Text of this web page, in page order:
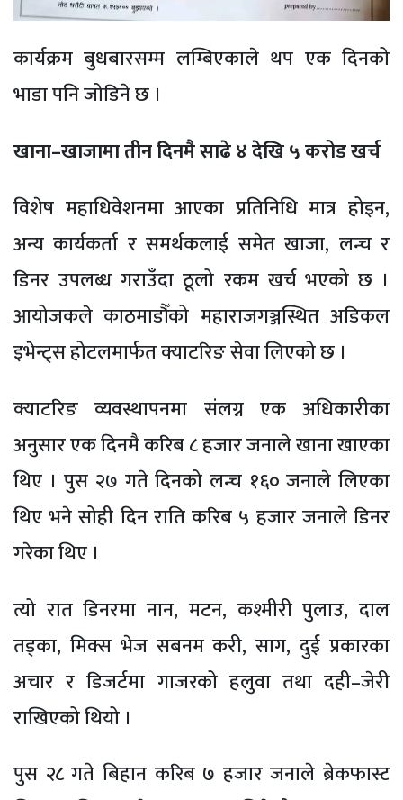
कार्यक्रम बुधबारसम्म लम्बिएकाले थप एक दिनको
भाडा पनि जोडिने छ ।
खाना–खाजामा तीन दिनमै साढे ४ देखि ५ करोड खर्च
विशेष महाधिवेशनमा आएका प्रतिनिधि मात्र होइन,
अन्य कार्यकर्ता र समर्थकलाई समेत खाजा, लन्च र
डिनर उपलब्ध गराउँदा ठूलो रकम खर्च भएको छ ।
आयोजकले काठमाडौँको महाराजगञ्जस्थित अडिकल
इभेन्ट्स होटलमार्फत क्याटरिङ सेवा लिएको छ ।
क्याटरिङ व्यवस्थापनमा संलग्न एक अधिकारीका
अनुसार एक दिनमै करिब ८ हजार जनाले खाना खाएका
थिए । पुस २७ गते दिनको लन्च १६० जनाले लिएका
थिए भने सोही दिन राति करिब ५ हजार जनाले डिनर
गरेका थिए ।
त्यो रात डिनरमा नान, मटन, कश्मीरी पुलाउ, दाल
तड्का, मिक्स भेज सबनम करी, साग, दुई प्रकारका
अचार र डिजर्टमा गाजरको हलुवा तथा दही–जेरी
राखिएको थियो ।
पुस २८ गते बिहान करिब ७ हजार जनाले ब्रेकफास्ट